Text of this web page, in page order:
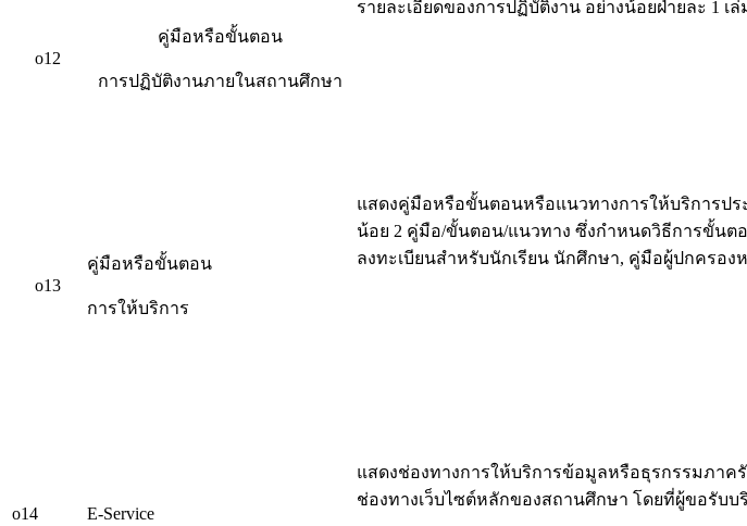
o12
คู่มือหรือขั้นตอน
การปฏิบัติงานภายในสถานศึกษา
รายละเอียดของการปฏิบัติงาน อย่างน้อยฝ่ายละ 1 เ
o13
คู่มือหรือขั้นตอน
การให้บริการ
แสดงคู่มือหรือขั้นตอนหรือแนวทางการให้บริการป
น้อย 2 คู่มือ/ขั้นตอน/แนวทาง ซึ่งกำหนดวิธีการขั้นต
ลงทะเบียนสำหรับนักเรียน นักศึกษา, คู่มือผู้ปกครอง
o14 E-Service
แสดงช่องทางการให้บริการข้อมูลหรือธุรกรรมภาค
ช่องทางเว็บไซต์หลักของสถานศึกษา โดยที่ผู้ขอรับบ